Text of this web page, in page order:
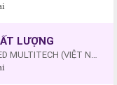
LƯỢNG
CÔNG TY TRÁCH NHIỆM HỮU HẠN ADVANCED MULTITECH (VIỆT NAM)